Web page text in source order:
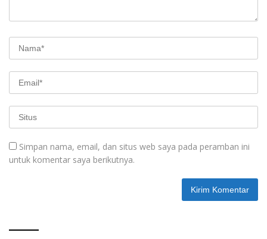
Simpan nama, email, dan situs web saya pada peramban ini
untuk komentar saya berikutnya.